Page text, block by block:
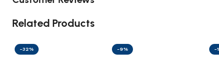
Related Products
-32% -9% -